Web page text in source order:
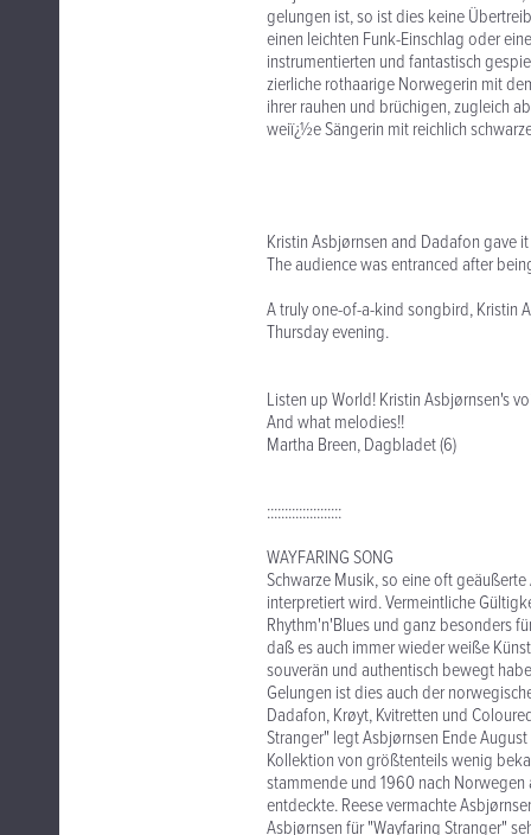
gelungen ist, so ist dies keine
einen leichten Funk-Einschlag oder
instrumentierten und fantastisch
zierliche rothaarige Norwegerin mit
ihrer rauhen und brüchigen, zugleich
weiï¿½e Sängerin mit reichlich
Kristin Asbjørnsen and Dadafon gave
The audience was entranced after
A truly one-of-a-kind songbird, Kristin
Thursday evening.
Listen up World! Kristin Asbjørnsen's
And what melodies!!
Martha Breen, Dagbladet (6)
:::::::::::::::::::::
WAYFARING SONG
Schwarze Musik, so eine oft
interpretiert wird. Vermeintliche
Rhythm'n'Blues und ganz besonders
daß es auch immer wieder weiße
souverän und authentisch bewegt
Gelungen ist dies auch der
Dadafon, Krøyt, Kvitretten und
Stranger" legt Asbjørnsen Ende
Kollektion von größtenteils wenig
stammende und 1960 nach Norwegen
entdeckte. Reese vermachte
Asbjørnsen für "Wayfaring Stranger"